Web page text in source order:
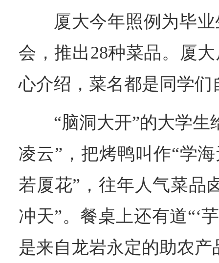
厦大今年照例为毕
会，推出28种菜品。厦
心介绍，菜名都是同学们
“脑洞大开”的大学生
凌云”，把烤鸭叫作“学
若厦花”，往年人气菜品
冲天”。餐桌上还有道“‘
是来自龙岩永定的助农产